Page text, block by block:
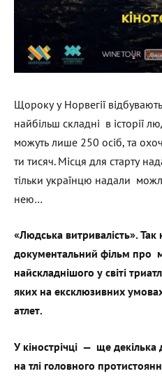
Щороку у Норвегії
найбільш складні в історії
можуть лише 250 осіб, та
ти тисяч. Місця для старту
тільки українцю надали
нею…
«Людська витривалість». Так
документальний фільм про
найскладнішого у світі
яких на ексклюзивних
атлет.
У кінострічці — ще декілька
на тлі головного